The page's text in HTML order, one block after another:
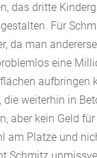
das dritte
Für
da man
eine
aufbringen
die weiterhin in
aber kein Geld
am Platze und